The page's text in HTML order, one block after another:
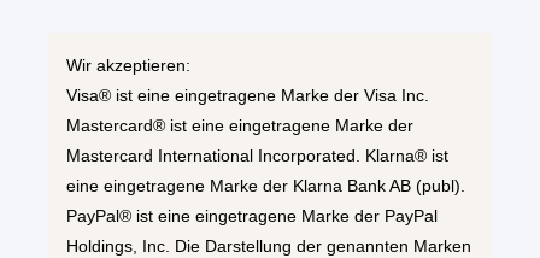
Wir akzeptieren:
Visa® ist eine eingetragene Marke der Visa Inc.
Mastercard® ist eine eingetragene Marke der
Mastercard International Incorporated. Klarna® ist
eine eingetragene Marke der Klarna Bank AB (publ).
PayPal® ist eine eingetragene Marke der PayPal
Holdings, Inc. Die Darstellung der genannten Marken